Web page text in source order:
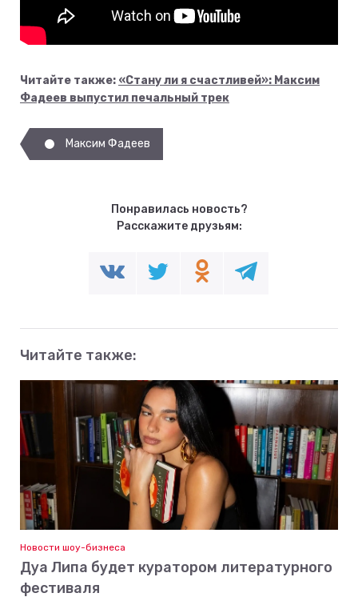
Читайте также: «Стану ли я счастливей»: Максим
Фадеев выпустил печальный трек
Максим Фадеев
Понравилась новость?
Расскажите друзьям:
Читайте также:
Новости шоу-бизнеса
Дуа Липа будет куратором литературного
фестиваля